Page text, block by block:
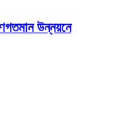
উন্নয়নে